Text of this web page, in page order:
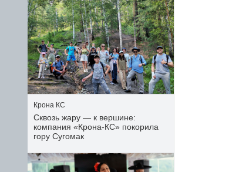
Крона КС
Сквозь жару — к вершине:
компания «Крона‑КС» покорила
гору Сугомак